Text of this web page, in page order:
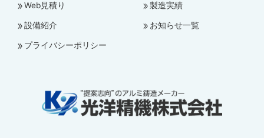
Web見積り 製造実績
設備紹介 お知らせ一覧
プライバシーポリシー